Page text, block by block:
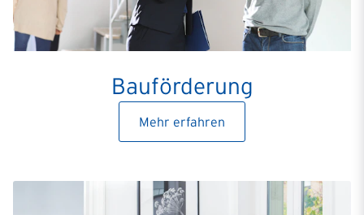
Bauförderung
Mehr erfahren